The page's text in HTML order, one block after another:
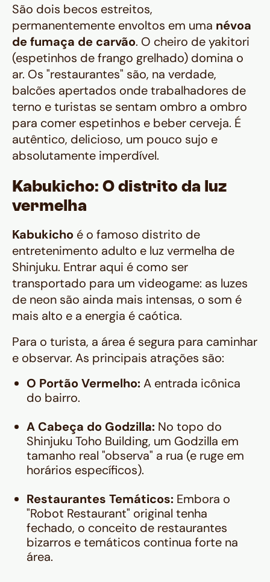
São dois becos estreitos,
permanentemente envoltos em uma névoa
de fumaça de carvão. O cheiro deyakitori
(espetinhos de frango grelhado) domina o
ar. Os "restaurantes" são, na verdade,
balcões apertados onde trabalhadores de
terno e turistas se sentam ombro a ombro
para comer espetinhos e beber cerveja. É
autêntico, delicioso, um pouco sujo e
absolutamente imperdível.
Kabukicho: O distrito da luz
vermelha
Kabukicho é o famoso distrito de
entretenimento adulto e luz vermelha de
Shinjuku. Entrar aqui é como ser
transportado para um videogame: as luzes
de neon são ainda mais intensas, o som é
mais alto e a energia é caótica.
Para o turista, a área é segura para caminhar
e observar. As principais atrações são:
O Portão Vermelho:A entrada icônica
do bairro.
A Cabeça do Godzilla: No topo do
Shinjuku Toho Building, um Godzilla em
tamanho real "observa" a rua (e ruge em
horários específicos).
Restaurantes Temáticos: Embora o
"Robot Restaurant" original tenha
fechado, o conceito de restaurantes
bizarros e temáticos continua forte na
área.